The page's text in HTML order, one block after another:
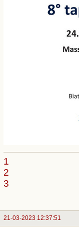
1
2
3
21-03-2023 12:37:51